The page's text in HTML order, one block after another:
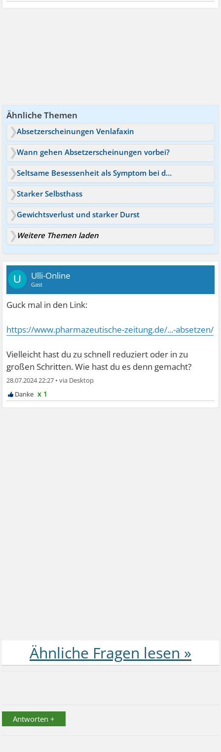
Ähnliche Themen
Absetzerscheinungen Venlafaxin
Wann gehen Absetzerscheinungen vorbei?
Seltsame Besessenheit als Symptom bei depressiver Phase?
Starker Selbsthass
Gewichtsverlust und starker Durst
Weitere Themen laden
U Ulli-Online
Gast
Guck mal in den Link:
https://www.pharmazeutische-zeitung.de/...-absetzen/
Vielleicht hast du zu schnell reduziert oder in zu
großen Schritten. Wie hast du es denn gemacht?
28.07.2024 22:27 •
x 1
Antworten +